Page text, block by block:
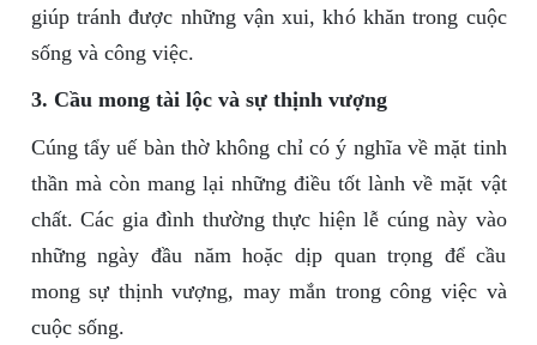
giúp tránh được những vận xui, khó khăn trong cuộc
sống và công việc.
3. Cầu mong tài lộc và sự thịnh vượng
Cúng tẩy uế bàn thờ không chỉ có ý nghĩa về mặt tinh
thần mà còn mang lại những điều tốt lành về mặt vật
chất. Các gia đình thường thực hiện lễ cúng này vào
những ngày đầu năm hoặc dịp quan trọng để cầu
mong sự thịnh vượng, may mắn trong công việc và
cuộc sống.